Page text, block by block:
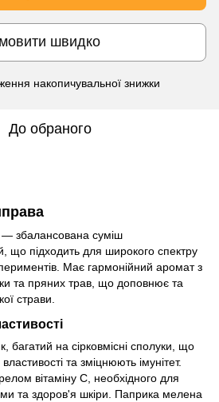
швидко
накопичувальної знижки
До обраного
— збалансована суміш
що підходить для широкого спектру
Має гармонійний аромат з
та пряних трав, що доповнює та
страви.
багатий на сірковмісні сполуки, що
та зміцнюють імунітет.
вітаміну С, необхідного для
та здоров'я шкіри. Паприка мелена